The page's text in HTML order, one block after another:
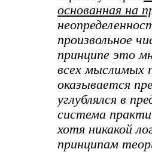
основанная на
произвольное
принципе это
всех мыслимых
оказывается
углублялся в
система
хотя никакой
принципам